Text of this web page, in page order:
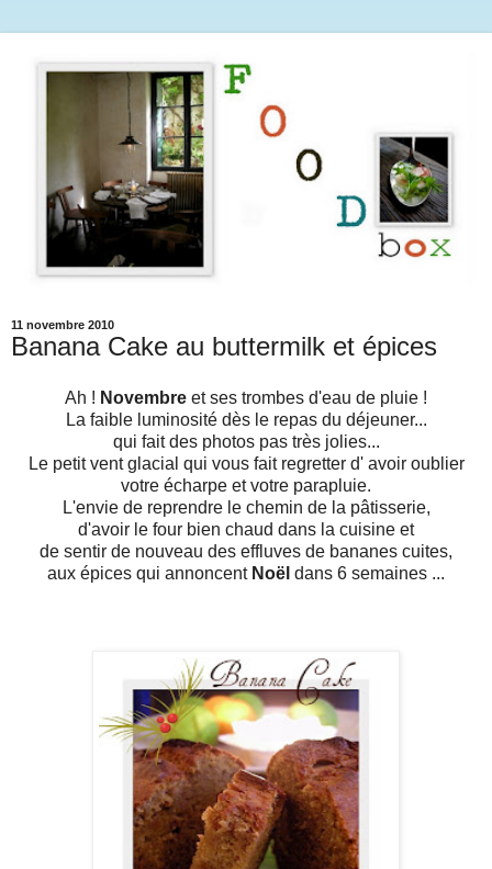
11 novembre 2010
Banana Cake au buttermilk et épices
Ah ! Novembre et ses trombes d'eau de pluie !
La faible luminosité dès le repas du déjeuner...
qui fait des photos pas très jolies...
Le petit vent glacial qui vous fait regretter d' avoir oublier
votre écharpe et votre parapluie.
L'envie de reprendre le chemin de la pâtisserie,
d'avoir le four bien chaud dans la cuisine et
de sentir de nouveau des effluves de bananes cuites,
aux épices qui annoncent Noël dans 6 semaines ...